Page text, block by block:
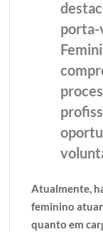
porta-
Atualmente,
feminino
quanto em